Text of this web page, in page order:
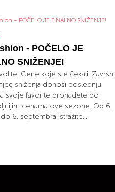
- POČELO JE
SNIŽENJE!
Cene koje ste čekali. Završni
sniženja donosi poslednju
svoje favorite pronađete po
cenama ove sezone. Od 6.
6. septembra istražite...